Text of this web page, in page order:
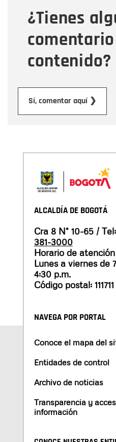
¿Tienes
contenido?
Sí, comentar aquí ❯
Mensaje
ALCALDÍA DE BOGOTÁ
Cra 8 N° 10-65 / Tel:
381-3000
Horario de
Lunes a viernes de
4:30 p.m.
Código postal: 111711
NAVEGA POR PORTAL
Conoce el mapa del
Entidades de control
Archivo de noticias
Transparencia y
información